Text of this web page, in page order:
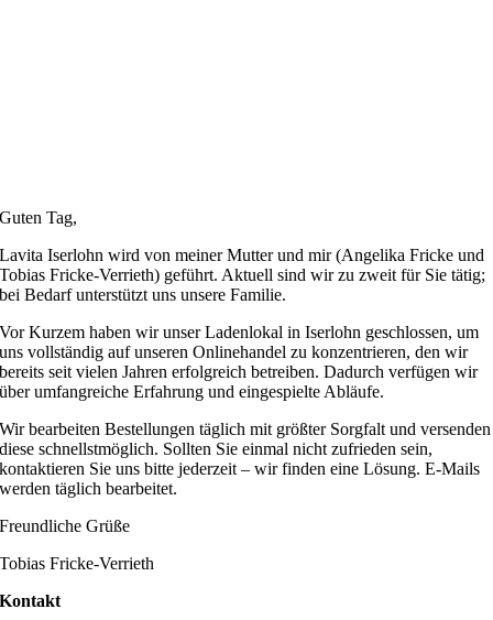
Guten Tag,
Lavita Iserlohn wird von meiner Mutter und mir (Angelika Fricke und
Tobias Fricke-Verrieth) geführt. Aktuell sind wir zu zweit für Sie tätig;
bei Bedarf unterstützt uns unsere Familie.
Vor Kurzem haben wir unser Ladenlokal in Iserlohn geschlossen, um
uns vollständig auf unseren Onlinehandel zu konzentrieren, den wir
bereits seit vielen Jahren erfolgreich betreiben. Dadurch verfügen wir
über umfangreiche Erfahrung und eingespielte Abläufe.
Wir bearbeiten Bestellungen täglich mit größter Sorgfalt und versenden
diese schnellstmöglich. Sollten Sie einmal nicht zufrieden sein,
kontaktieren Sie uns bitte jederzeit – wir finden eine Lösung. E-Mails
werden täglich bearbeitet.
Freundliche Grüße
Tobias Fricke-Verrieth
Kontakt